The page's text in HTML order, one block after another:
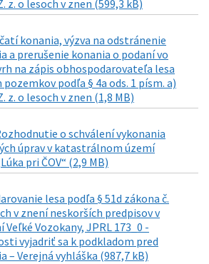
z. o lesoch v znen (599,3 kB)
konania, výzva na odstránenie
a prerušenie konania o podaní vo
na zápis obhospodarovateľa lesa
podľa § 4a ods. 1 písm. a)
z. o lesoch v znen (1,8 MB)
o schválení vykonania
úprav v katastrálnom území
pri ČOV“ (2,9 MB)
lesa podľa § 51d zákona č.
v znení neskorších predpisov v
Vozokany, JPRL 173_0 -
vyjadriť sa k podkladom pred
– Verejná vyhláška (987,7 kB)